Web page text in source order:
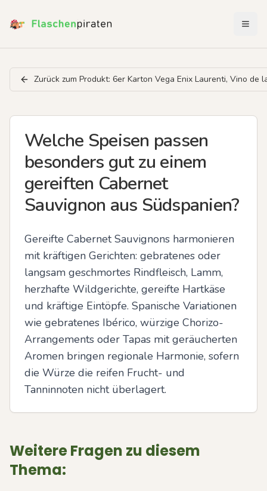
Zurück zum Produkt: 6er Karton Vega Enix Laurenti, Vino de
Welche Speisen passen
besonders gut zu einem
gereiften Cabernet
Sauvignon aus Südspanien?
Gereifte Cabernet Sauvignons harmonieren
mit kräftigen Gerichten: gebratenes oder
langsam geschmortes Rindfleisch, Lamm,
herzhafte Wildgerichte, gereifte Hartkäse
und kräftige Eintöpfe. Spanische Variationen
wie gebratenes Ibérico, würzige Chorizo-
Arrangements oder Tapas mit geräucherten
Aromen bringen regionale Harmonie, sofern
die Würze die reifen Frucht- und
Tanninnoten nicht überlagert.
Weitere Fragen zu diesem
Thema: